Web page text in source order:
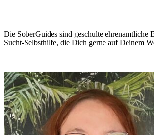
Die SoberGuides sind geschulte ehrenamtliche
Sucht-Selbsthilfe, die Dich gerne auf Deinem